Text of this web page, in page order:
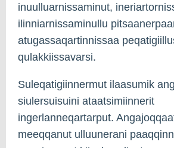
inuulluarnissaminut,
ilinniarnissaminullu
atugassaqartinnissaa
qulakkiissavarsi.
Suleqatigiinnermut ilaasumik
siulersuisuini ataatsimiinnerit
ingerlanneqartarput.
meeqqanut ulluunerani